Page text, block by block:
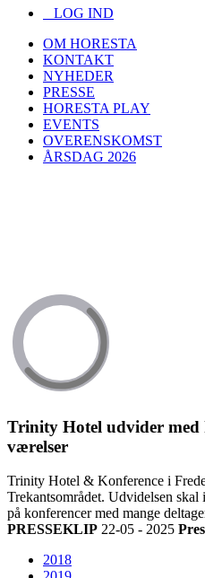
LOG IND
OM HORESTA
KONTAKT
NYHEDER
PRESSE
HORESTA PLAY
EVENTS
OVERENSKOMST
ÅRSDAG 2026
Trinity Hotel udvider med
værelser
Trinity Hotel & Konference i
Trekantsområdet. Udvidelsen skal
på konferencer med mange
PRESSEKLIP 22-05 - 2025
2018